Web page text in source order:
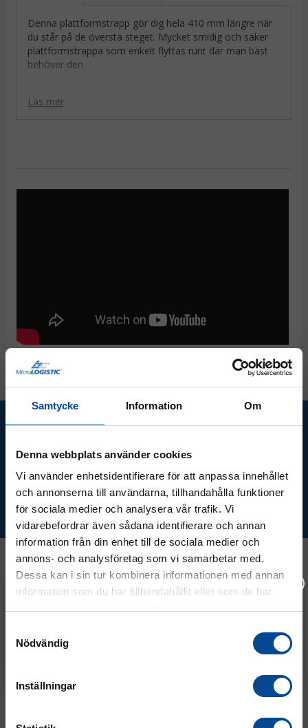
Samtycke Information Om
Denna webbplats använder cookies
Vi använder enhetsidentifierare för att anpassa innehållet
och annonserna till användarna, tillhandahålla funktioner
för sociala medier och analysera vår trafik. Vi
vidarebefordrar även sådana identifierare och annan
information från din enhet till de sociala medier och
annons- och analysföretag som vi samarbetar med.
Dessa kan i sin tur kombinera informationen med annan
information som du har tillhandahållit eller som de har
Nödvändig
Inställningar
Denna plattformstrapp gör dig hela 410 mm längre när
du står på de översta steget. Mycket smidig och säker
plattformstrappa som enkelt flyttas runt där man bäst
behöver den.
vid belastning av kroppsvikten. Säkerhetsräcke på två
Läs mer
Ta del av våra bästa erbjudanden &
Prenumerera
Kontakt
08 - 544 401 50
support@micrologistic.com